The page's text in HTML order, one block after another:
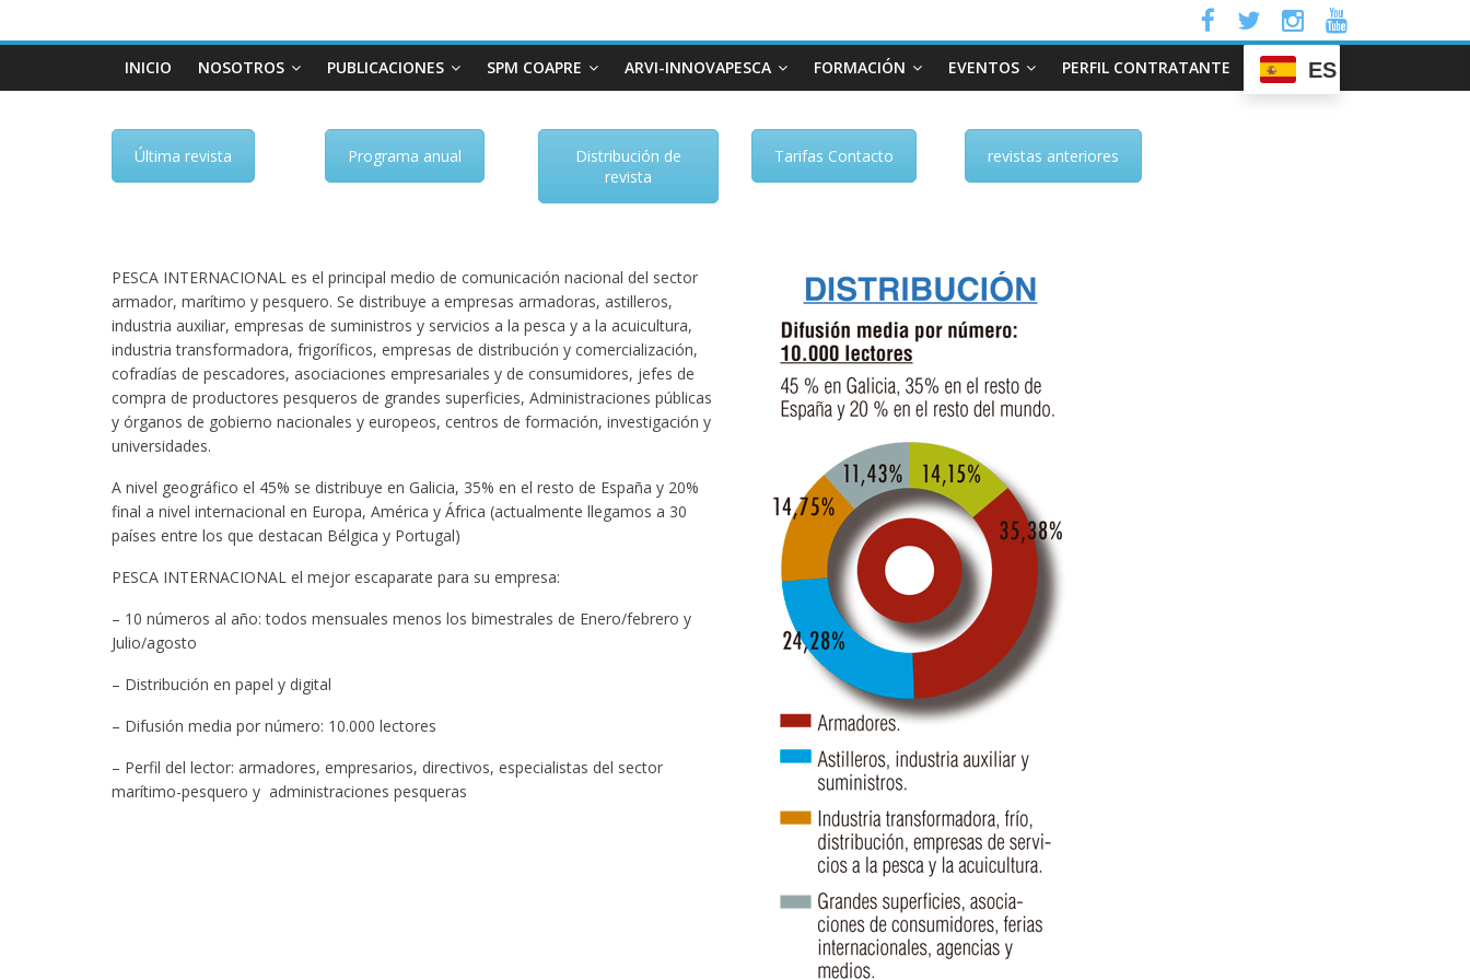
INICIO NOSOTROS PUBLICACIONES SPM COAPRE ARVI-INNOVAPESCA FORMACIÓN EVENTOS PERFIL CONTRATANTE ES
Última revista Programa anual
Distribución de
revista
Tarifas Contacto revistas anteriores
PESCA INTERNACIONAL es el principal medio de comunicación nacional del sector
armador, marítimo y pesquero. Se distribuye a empresas armadoras, astilleros,
industria auxiliar, empresas de suministros y servicios a la pesca y a la acuicultura,
industria transformadora, frigoríficos, empresas de distribución y comercialización,
cofradías de pescadores, asociaciones empresariales y de consumidores, jefes de
compra de productores pesqueros de grandes superficies, Administraciones públicas
y órganos de gobierno nacionales y europeos, centros de formación, investigación y
universidades.
A nivel geográfico el 45% se distribuye en Galicia, 35% en el resto de España y 20%
final a nivel internacional en Europa, América y África (actualmente llegamos a 30
países entre los que destacan Bélgica y Portugal)
PESCA INTERNACIONAL el mejor escaparate para su empresa:
– 10 números al año: todos mensuales menos los bimestrales de Enero/febrero y
Julio/agosto
– Distribución en papel y digital
– Difusión media por número: 10.000 lectores
– Perfil del lector: armadores, empresarios, directivos, especialistas del sector
marítimo-pesquero y administraciones pesqueras